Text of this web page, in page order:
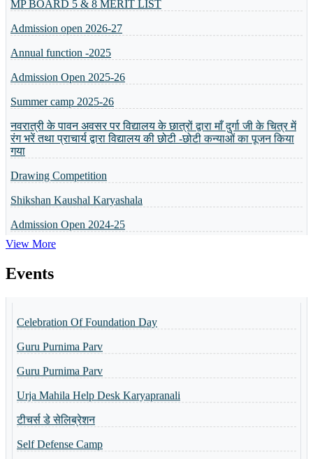
Admission open 2026-27
Annual function -2025
Admission Open 2025-26
Summer camp 2025-26
नवरात्री के पावन अवसर पर विद्यालय के छात्रों द्वारा माँ दुर्गा जी के चित्र में
रंग भरें तथा प्राचार्य द्वारा विद्यालय की छोटी -छोटी कन्याओं का पूजन किया
गया
Drawing Competition
Shikshan Kaushal Karyashala
Admission Open 2024-25
व्यक्तित्व विकास शिविर
Annual Result will be Declared on 6th April 2024
Basant Panchmi Utsav
Shri Ramlala Pran Prathistha Utsav
नैैपुुण्य शिविर 31.10.2023 से 04.11.2023 तक आयोजित किया गया
Guru Purnima Invitation Card
Toppers of the school
World Yoga Divas 2023
Admission Open-2023
View More
Events
Guru Purnima Parv
Guru Purnima Parv
Urja Mahila Help Desk Karyapranali
टीचर्स डे सेलिब्रेशन
Self Defense Camp